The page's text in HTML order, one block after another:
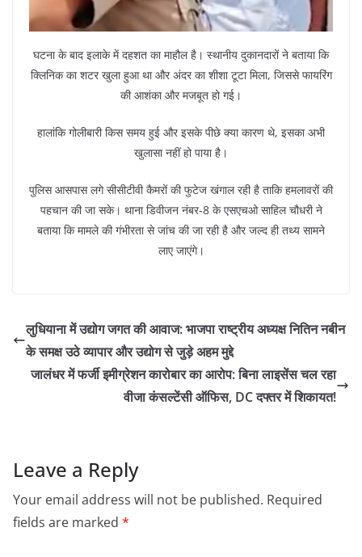
घटना के बाद इलाके में दहशत का माहौल है। स्थानीय दुकानदारों ने बताया कि
क्लिनिक का शटर खुला हुआ था और अंदर का शीशा टूटा मिला, जिससे फायरिंग
की आशंका और मजबूत हो गई।
हालांकि गोलीबारी किस समय हुई और इसके पीछे क्या कारण थे, इसका अभी
खुलासा नहीं हो पाया है।
पुलिस आसपास लगे सीसीटीवी कैमरों की फुटेज खंगाल रही है ताकि हमलावरों की
पहचान की जा सके। थाना डिवीजन नंबर-8 के एसएचओ साहिल चौधरी ने
बताया कि मामले की गंभीरता से जांच की जा रही है और जल्द ही तथ्य सामने
लाए जाएंगे।
लुधियाना में उद्योग जगत की आवाज: भाजपा राष्ट्रीय अध्यक्ष नितिन नबीन
के समक्ष उठे व्यापार और उद्योग से जुड़े अहम मुद्दे
जालंधर में फर्जी इमीग्रेशन कारोबार का आरोप: बिना लाइसेंस चल रहा
वीजा कंसल्टेंसी ऑफिस, DC दफ्तर में शिकायत!
Leave a Reply
Your email address will not be published. Required
fields are marked *